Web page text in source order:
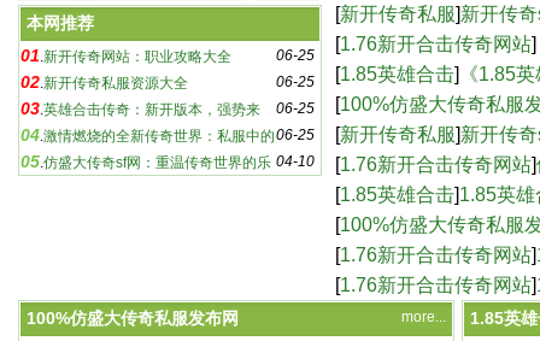
新开传奇网站：职业攻略大全
本网推荐
06-25
01.新开传奇网站：职业攻略大全
06-25
02.新开传奇私服资源大全
06-25
03.英雄合击传奇：新开版本，强势来
袭！
06-25
04.激情燃烧的全新传奇世界：私服中的
高爆率与激烈战斗
04-10
05.仿盛大传奇sf网：重温传奇世界的乐
界的乐趣-仿盛大传奇sf
[新开传奇私服]新开传
奇sf：游戏玩家必知的
[1.76新开合击传奇网站]
合击版本，传奇再续-
[1.85英雄合击] 《1.85
新篇章-《1.85英雄合
[100%仿盛大传奇私服
传奇-100%仿盛大传奇
[新开传奇私服]新开传
sf下载,新开传奇sf
[1.76新开合击传奇网站]
网站，重温热血传奇
[1.85英雄合击]1.85英
[100%仿盛大传奇私服
仿盛大经典再现
[1.76新开合击传奇网站]
奇游戏-1.76新开合击
[1.76新开合击传奇网站]
_新开180传奇网站
more...
100%仿盛大传奇私服发布网 1.85英